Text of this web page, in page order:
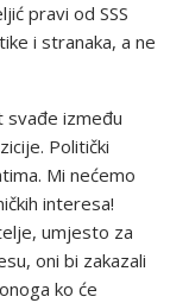
pravi od SSS
i stranaka, a ne
svađe između
Politički
Mi nećemo
interesa!
umjesto za
oni bi zakazali
ko će